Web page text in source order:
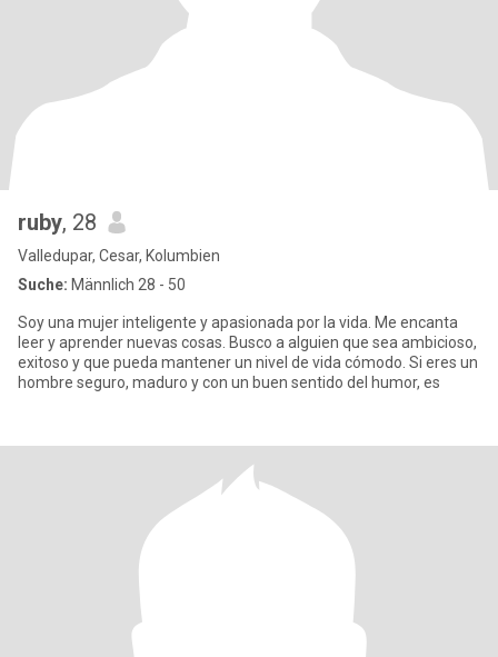
ruby, 28
Valledupar, Cesar, Kolumbien
Suche: Männlich 28 - 50
Soy una mujer inteligente y apasionada por la vida. Me encanta
leer y aprender nuevas cosas. Busco a alguien que sea ambicioso,
exitoso y que pueda mantener un nivel de vida cómodo. Si eres un
hombre seguro, maduro y con un buen sentido del humor, es